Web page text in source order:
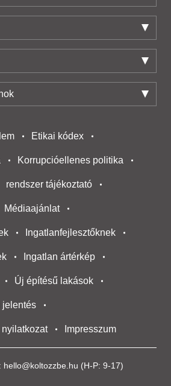
hello@koltozzbe.hu (H-P: 9-17)
Etikai kódex
Korrupcióellenes politika
rendszer tájékoztató
Médiaajánlat
Ingatlanfejlesztőknek
Ingatlan ártérkép
Új építésű lakások
jelentés
Impresszum